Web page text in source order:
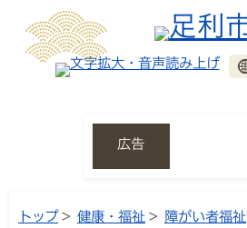
広告
トップ> 健康・福祉 > 障がい者福祉